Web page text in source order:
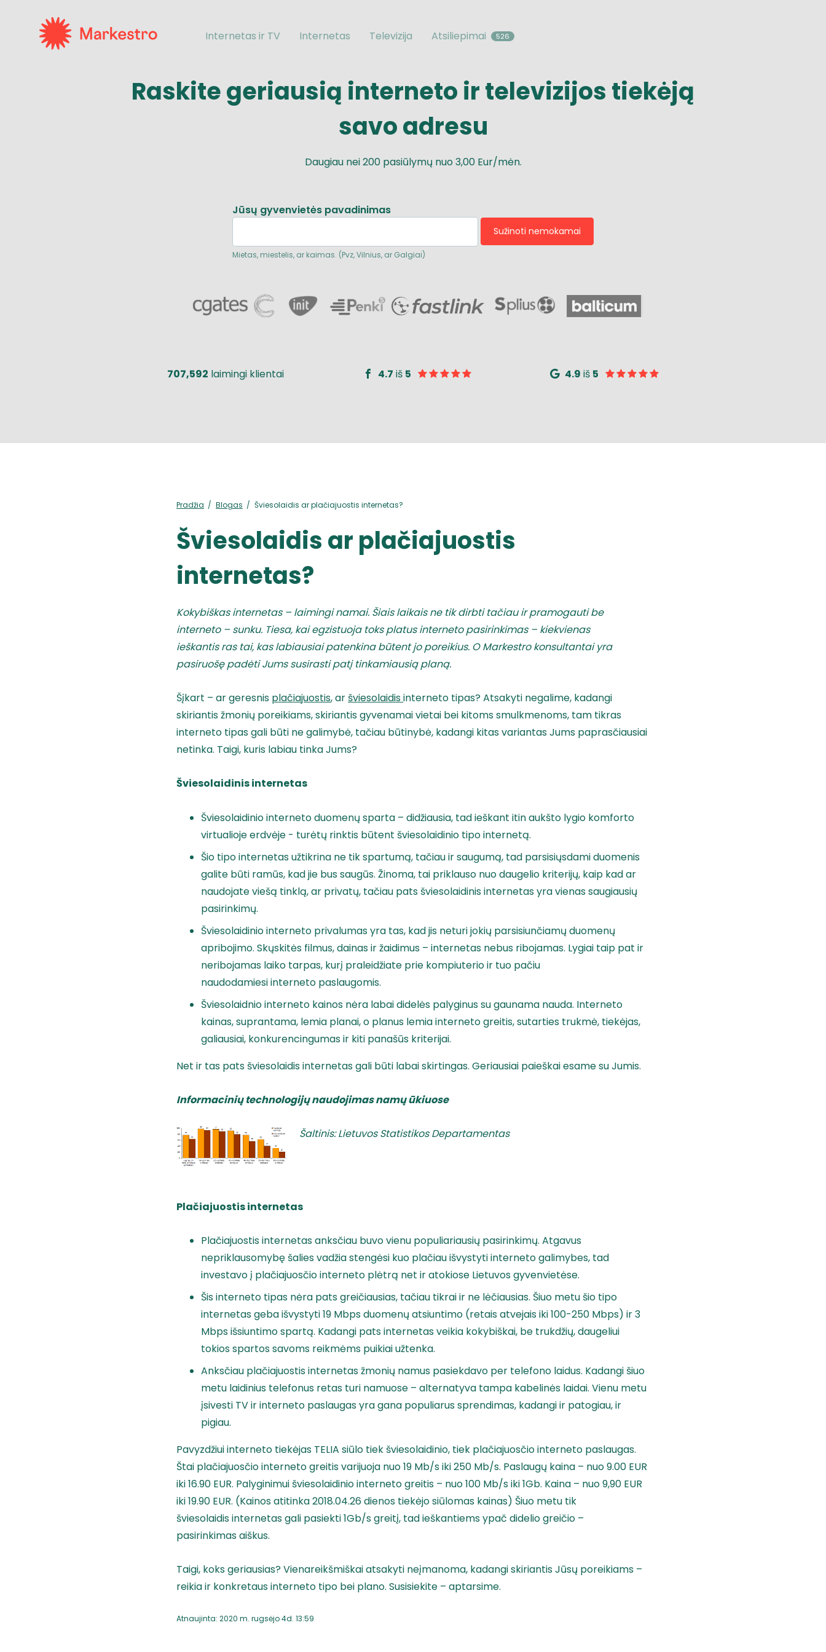
Internetas ir TV Internetas Televizija Atsiliepimai 526
Raskite geriausią interneto irtelevizijos tiekėją
savo adresu
Daugiau nei200pasiūlymų nuo 3,00 Eur/mėn.
Jūsų gyvenvietės pavadinimas
Mietas, miestelis, ar kaimas. (Pvz, Vilnius, ar Galgiai)
Sužinoti nemokamai
707,592 laimingi klientai 4.7 iš 5 4.9 iš 5
Pradžia Blogas Šviesolaidis ar plačiajuostis internetas?
Šviesolaidis ar plačiajuostis
internetas?
Kokybiškas internetas – laimingi namai. Šiais laikais ne tik dirbti tačiau ir pramogauti be
interneto – sunku. Tiesa, kai egzistuoja toks platus interneto pasirinkimas – kiekvienas
ieškantis ras tai, kas labiausiai patenkina būtent jo poreikius. O Markestro konsultantai yra
pasiruošę padėti Jums susirasti patį tinkamiausią planą.
Šįkart – ar geresnis plačiajuostis, aršviesolaidisinterneto tipas? Atsakyti negalime, kadangi
skiriantis žmonių poreikiams, skiriantis gyvenamai vietai bei kitoms smulkmenoms, tam tikras
interneto tipas gali būti ne galimybė, tačiau būtinybė, kadangi kitas variantas Jums paprasčiausiai
netinka. Taigi, kuris labiau tinka Jums?
Šviesolaidinis internetas
Šviesolaidinio interneto duomenų sparta – didžiausia, tad ieškant itin aukšto lygio komforto
virtualioje erdvėje - turėtų rinktis būtent šviesolaidinio tipo internetą.
Šio tipo internetas užtikrina ne tik spartumą, tačiau ir saugumą, tad parsisiųsdami duomenis
galite būti ramūs, kad jie bus saugūs. Žinoma, tai priklauso nuo daugelio kriterijų, kaip kad ar
naudojate viešą tinklą, ar privatų, tačiau pats šviesolaidinis internetas yra vienas saugiausių
pasirinkimų.
Šviesolaidinio interneto privalumas yra tas, kad jis neturi jokių parsisiunčiamų duomenų
apribojimo. Skųskitės filmus, dainas ir žaidimus – internetas nebus ribojamas. Lygiai taip pat ir
neribojamas laiko tarpas, kurį praleidžiate prie kompiuterio ir tuo pačiu
naudodamiesi interneto paslaugomis.
Šviesolaidnio interneto kainos nėra labai didelės palyginus su gaunama nauda. Interneto
kainas, suprantama, lemia planai, o planus lemia interneto greitis, sutarties trukmė, tiekėjas,
galiausiai, konkurencingumas ir kiti panašūs kriterijai.
Net ir tas pats šviesolaidis internetas gali būti labai skirtingas. Geriausiai paieškai esame su Jumis.
Informacinių technologijų naudojimas namų ūkiuose
Šaltinis: Lietuvos Statistikos Departamentas
Plačiajuostis internetas
Plačiajuostis internetas anksčiau buvo vienu populiariausių pasirinkimų. Atgavus
nepriklausomybę šalies vadžia stengėsi kuo plačiau išvystyti interneto galimybes, tad
investavo į plačiajuosčio interneto plėtrą net ir atokiose Lietuvos gyvenvietėse.
Šis interneto tipas nėra pats greičiausias, tačiau tikrai ir ne lėčiausias. Šiuo metu šio tipo
internetas geba išvystyti 19 Mbps duomenų atsiuntimo (retais atvejais iki 100-250 Mbps) ir 3
Mbps išsiuntimo spartą. Kadangi pats internetas veikia kokybiškai, be trukdžių, daugeliui
tokios spartos savoms reikmėms puikiai užtenka.
Anksčiau plačiajuostis internetas žmonių namus pasiekdavo per telefono laidus. Kadangi šiuo
metu laidinius telefonus retas turi namuose – alternatyva tampa kabelinės laidai. Vienu metu
įsivesti TV ir interneto paslaugas yra gana populiarus sprendimas, kadangi ir patogiau, ir
pigiau.
Pavyzdžiui interneto tiekėjas TELIA siūlo tiek šviesolaidinio, tiek plačiajuosčio interneto paslaugas.
Štai plačiajuosčio interneto greitis varijuoja nuo 19 Mb/s iki 250 Mb/s. Paslaugų kaina – nuo 9.00 EUR
iki 16.90 EUR. Palyginimui šviesolaidinio interneto greitis – nuo 100 Mb/s iki 1Gb. Kaina – nuo 9,90 EUR
iki 19.90 EUR. (Kainos atitinka 2018.04.26 dienos tiekėjo siūlomas kainas) Šiuo metu tik
šviesolaidis internetas gali pasiekti 1Gb/s greitį, tad ieškantiems ypač didelio greičio –
pasirinkimas aiškus.
Taigi, koks geriausias? Vienareikšmiškai atsakyti neįmanoma, kadangi skiriantis Jūsų poreikiams –
reikia ir konkretaus interneto tipo bei plano. Susisiekite – aptarsime.
Atnaujinta: 2020 m. rugsėjo 4d. 13:59